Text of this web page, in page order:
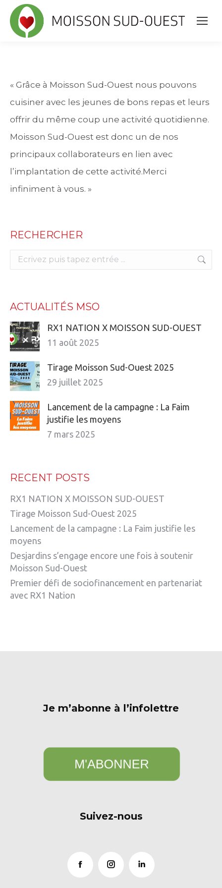
« Grâce à Moisson Sud-Ouest nous pouvons
cuisiner avec les jeunes de bons repas et leurs
offrir du même coup une activité quotidienne.
Moisson Sud-Ouest est donc un de nos
principaux collaborateurs en lien avec
l’implantation de cette activité.Merci
infiniment à vous. »
RECHERCHER
Search:
ACTUALITÉS MSO
RX1 NATION X MOISSON SUD-OUEST
11 août 2025
Tirage Moisson Sud-Ouest 2025
29 juillet 2025
Lancement de la campagne : La Faim
justifie les moyens
7 mars 2025
RECENT POSTS
RX1 NATION X MOISSON SUD-OUEST
Tirage Moisson Sud-Ouest 2025
Lancement de la campagne : La Faim justifie les
moyens
Desjardins s’engage encore une fois à soutenir
Moisson Sud-Ouest
Premier défi de sociofinancement en partenariat
avec RX1 Nation
Je m’abonne à l’infolettre
Suivez-nous